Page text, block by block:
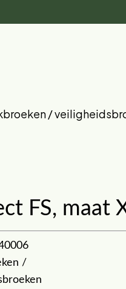
/
FS, maat
/